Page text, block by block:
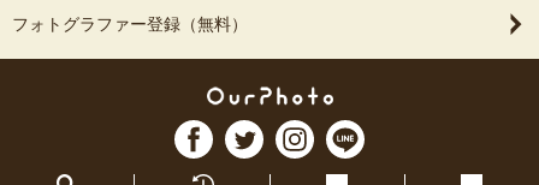
フォトグラファー登録（無料）